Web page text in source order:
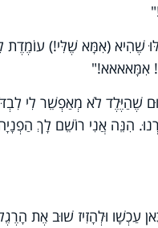
שֶׁהִיא (אִמָּא שֶׁלִּי!) עוֹמֶדֶת
אִמָּאאאא!"
שֶׁהַיֶּלֶד לֹא מְאַפְשֵׁר לִי
הִנֵּה אֲנִי רוֹשֵׁם לָךְ
עַכְשָׁו וּלְהָזִיז שׁוּב אֶת